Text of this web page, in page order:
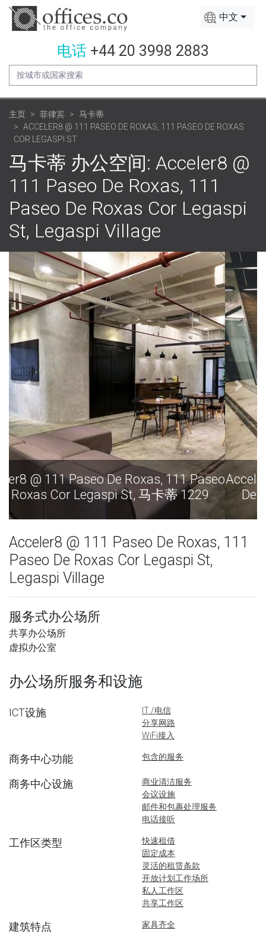
中文
电话 +44 20 3998 2883
主页 菲律宾
马卡蒂
ACCELER8 @ 111 PASEO DE ROXAS, 111 PASEO DE ROXAS
COR LEGASPI ST
马卡蒂 办公空间: Acceler8 @
111 Paseo De Roxas, 111
Paseo De Roxas Cor Legaspi
St, Legaspi Village
Acceler8 @ 111 Paseo De Roxas, 111 Paseo
De Roxas Cor Legaspi St, 马卡蒂 1229
Acceler8 @ 111 Paseo De Roxas, 111
Paseo De Roxas Cor Legaspi St,
Legaspi Village
服务式办公场所
共享办公场所
虚拟办公室
办公场所服务和设施
ICT设施
IT /电信
分享网路
WiFi接入
商务中心功能 包含的服务
商务中心设施
商业清洁服务
会议设施
邮件和包裹处理服务
电话接听
工作区类型
快速租借
固定成本
灵活的租赁条款
开放计划工作场所
私人工作区
共享工作区
建筑特点 家具齐全